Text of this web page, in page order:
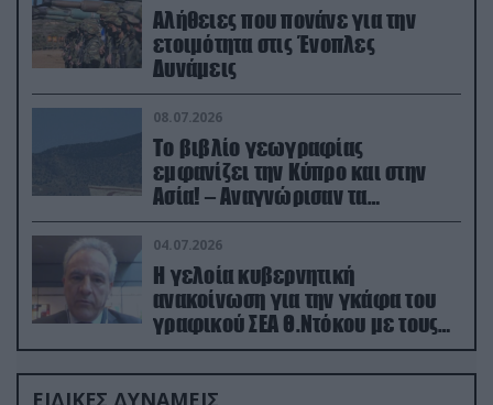
Αλήθειες που πονάνε για την
ετοιμότητα στις Ένοπλες
Δυνάμεις
08.07.2026
Το βιβλίο γεωγραφίας
εμφανίζει την Κύπρο και στην
Ασία! – Αναγνώρισαν τα
κατεχόμενα; (φωτο)
04.07.2026
Η γελοία κυβερνητική
ανακοίνωση για την γκάφα του
γραφικού ΣΕΑ Θ.Ντόκου με τους
Ρώσους φαρσέρ
ΕΙΔΙΚΕΣ ΔΥΝΑΜΕΙΣ